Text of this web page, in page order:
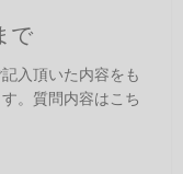
で
入頂いた内容をも
。質問内容はこち